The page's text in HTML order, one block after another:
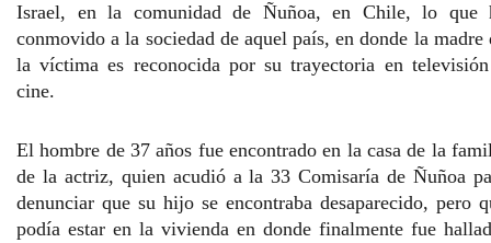
Israel, en la comunidad de Ñuñoa, en Chile, lo que
conmovido a la sociedad de aquel país, en donde la madre
la víctima es reconocida por su trayectoria en
cine.
El hombre de 37 años fue encontrado en la casa de la
de la actriz, quien acudió a la 33 Comisaría de Ñuñoa
denunciar que su hijo se encontraba desaparecido, pero
podía estar en la vivienda en donde finalmente fue